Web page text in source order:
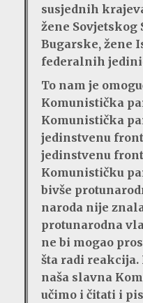
susjednih
žene Sovjetskog
Bugarske, žene
federalnih
To nam je
Komunistička
Komunistička
jedinstvenu
jedinstvenu
Komunističku
bivše
naroda nije
protunarodna
ne bi mogao
šta radi reakcija.
naša slavna
učimo i čitati i